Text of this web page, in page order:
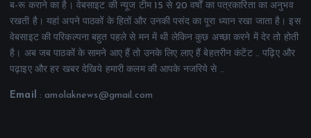
ब-रू कराने का है। वेबसाइट की न्यूज टीम 15 से 20 वर्षों का पत्रकारिता का अनुभव
रखती है। यहां अपने पाठकों के हितों और उनकी पसंद का पूरा ध्यान रखा जाता है। इस
वेबसाइट की परिकल्पना बहुत पहले से मन में थी लेकिन कुछ अच्छा करने में देर तो होती
है। अब जब पाठकों के सामने आए हैं तो उनके लिए लाए हैं बेहतरीन कंटेंट .. पढ़िए और
पढ़ाइए और हर खबर देखिये हमारी कलम की आपके नजरिये से ..
Email : amolaknews@gmail.com